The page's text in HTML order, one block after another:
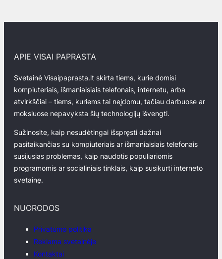
APIE VISAI PAPRASTA
Svetainė Visaipaprasta.lt skirta tiems, kurie domisi
kompiuteriais, išmaniaisiais telefonais, internetu, arba
atvirkščiai – tiems, kuriems tai neįdomu, tačiau darbuose ar
moksluose nepavyksta šių technologijų išvengti.
Sužinosite, kaip nesudėtingai išspręsti dažnai
pasitaikančias su kompiuteriais ar išmaniaisiais telefonais
susijusias problemas, kaip naudotis populiariomis
programomis ar socialiniais tinklais, kaip susikurti interneto
svetainę.
NUORODOS
Privatumo politika
Reklama svetainėje
Kontaktai